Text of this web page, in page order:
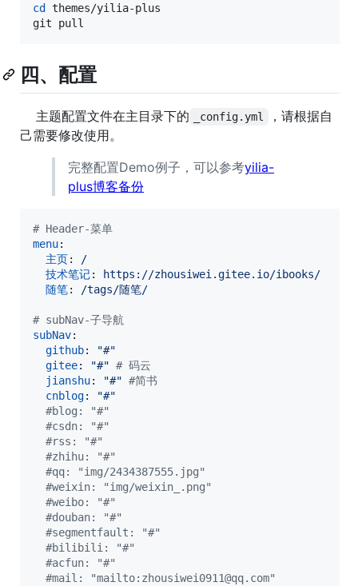
cd
themes/yilia-plus
git pull
四、配置
主题配置文件在主目录下的 _config.yml
，请根据自
己需要修改使用。
完整配置Demo例子，可以参考yilia-
plus博客备份
# Header-菜单
menu:
主页:
/
技术笔记:
https://zhousiwei.gitee.io/ibooks/
随笔: /tags/随笔/
# subNav-子导航
subNav:
github: "#"
gitee: "#" # 码云
jianshu: "#" #简书
cnblog: "#"
#blog: "#"
#csdn: "#"
#rss: "#"
#zhihu: "#"
#qq: "img/2434387555.jpg"
#weixin: "img/weixin_.png"
#weibo: "#"
#douban: "#"
#segmentfault: "#"
#bilibili: "#"
#acfun: "#"
#mail: "mailto:zhousiwei0911@qq.com"